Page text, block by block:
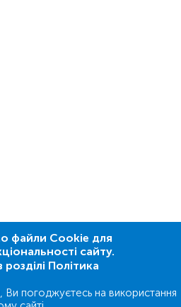
файли Cookie для
сайту.
Політика
погоджуєтесь на використання